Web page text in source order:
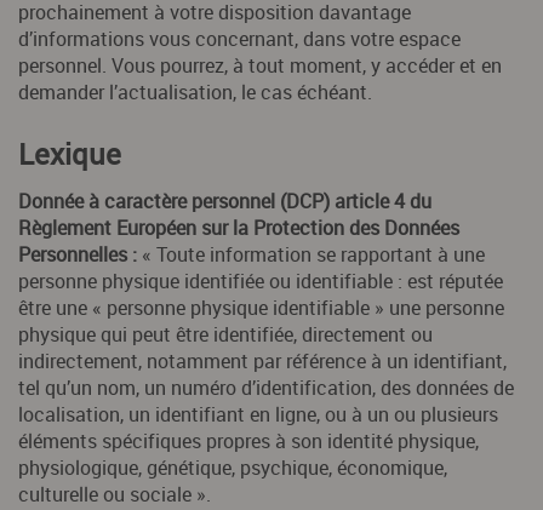
prochainement à votre disposition davantage
d’informations vous concernant, dans votre espace
personnel. Vous pourrez, à tout moment, y accéder et en
demander l’actualisation, le cas échéant.
Lexique
Donnée à caractère personnel (DCP) article 4 du
Règlement Européen sur la Protection des Données
Personnelles : « Toute information se rapportant à une
personne physique identifiée ou identifiable : est réputée
être une « personne physique identifiable » une personne
physique qui peut être identifiée, directement ou
indirectement, notamment par référence à un identifiant,
tel qu’un nom, un numéro d’identification, des données de
localisation, un identifiant en ligne, ou à un ou plusieurs
éléments spécifiques propres à son identité physique,
physiologique, génétique, psychique, économique,
culturelle ou sociale ».